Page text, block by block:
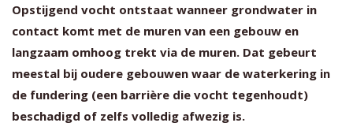
Opstijgend vocht ontstaat wanneer grondwater in
contact komt met de muren van een gebouw en
langzaam omhoog trekt via de muren. Dat gebeurt
meestal bij oudere gebouwen waar de waterkering in
de fundering (een barrière die vocht tegenhoudt)
beschadigd of zelfs volledig afwezig is.